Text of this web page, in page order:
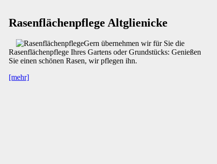
Rasenflächenpflege Altglienicke
Gern übernehmen wir für Sie die
Rasenflächenpflege Ihres Gartens oder Grundstücks: Genießen
Sie einen schönen Rasen, wir pflegen ihn.
[mehr]